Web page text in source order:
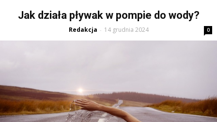
Jak działa pływak w pompie do wody?
Redakcja - 14 grudnia 2024 0